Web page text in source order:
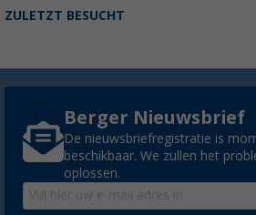
ZULETZT BESUCHT
Berger Nieuwsbrief
De nieuwsbriefregistratie is
beschikbaar. We zullen het
oplossen.